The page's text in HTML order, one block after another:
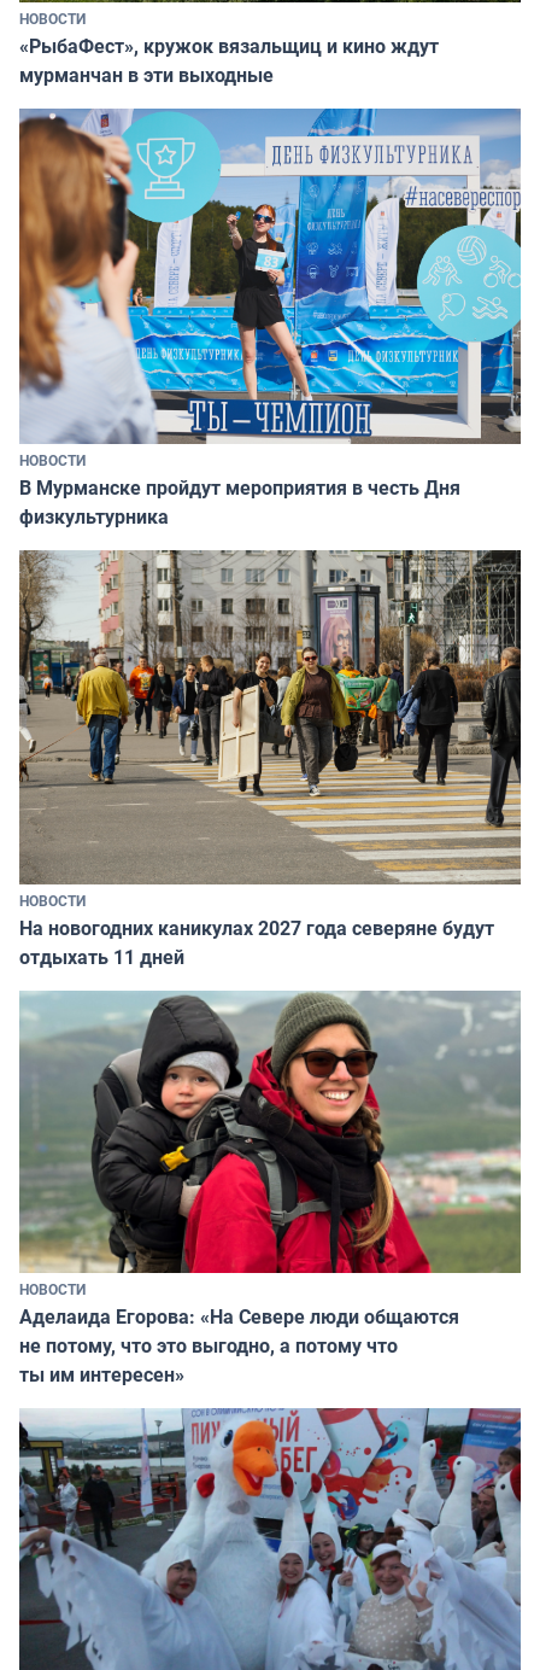
НОВОСТИ
«РыбаФест», кружок вязальщиц и кино ждут
мурманчан в эти выходные
НОВОСТИ
В Мурманске пройдут мероприятия в честь Дня
физкультурника
НОВОСТИ
На новогодних каникулах 2027 года северяне будут
отдыхать 11 дней
НОВОСТИ
Аделаида Егорова: «На Севере люди общаются
не потому, что это выгодно, а потому что
ты им интересен»